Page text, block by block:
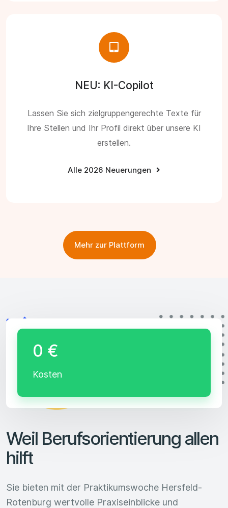
NEU: KI-Copilot
Lassen Sie sich zielgruppengerechte Texte für
Ihre Stellen und Ihr Profil direkt über unsere KI
erstellen.
Alle 2026 Neuerungen
Mehr zur Plattform
Weil Berufsorientierung allen
hilft
Sie bieten mit der Praktikumswoche Hersfeld-
Rotenburg wertvolle Praxiseinblicke und
0 €
Kosten